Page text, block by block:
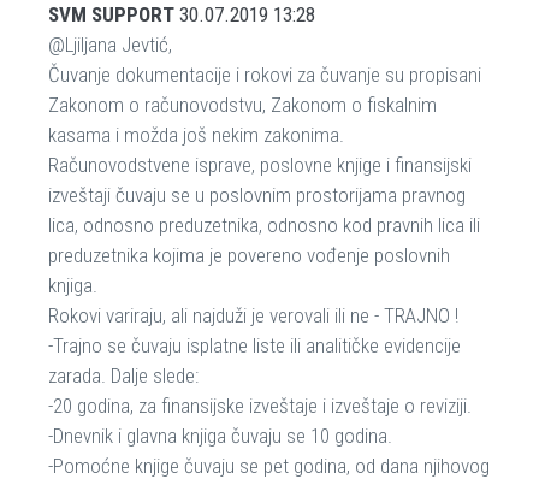
SVM SUPPORT 30.07.2019 13:28
@Ljiljana Jevtić,
Čuvanje dokumentacije i rokovi za čuvanje su propisani
Zakonom o računovodstvu, Zakonom o fiskalnim
kasama i možda još nekim zakonima.
Računovodstvene isprave, poslovne knjige i finansijski
izveštaji čuvaju se u poslovnim prostorijama pravnog
lica, odnosno preduzetnika, odnosno kod pravnih lica ili
preduzetnika kojima je povereno vođenje poslovnih
knjiga.
Rokovi variraju, ali najduži je verovali ili ne - TRAJNO !
-Trajno se čuvaju isplatne liste ili analitičke evidencije
zarada. Dalje slede:
-20 godina, za finansijske izveštaje i izveštaje o reviziji.
-Dnevnik i glavna knjiga čuvaju se 10 godina.
-Pomoćne knjige čuvaju se pet godina, od dana njihovog